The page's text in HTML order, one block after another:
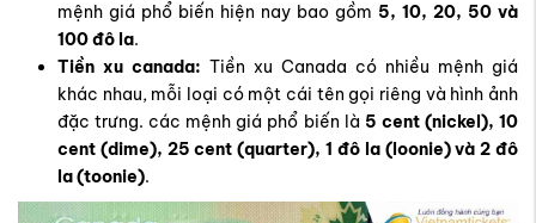
mệnh giá phổ biến hiện nay bao gồm 5, 10, 20, 50 và
100 đô la.
Tiền xu canada: Tiền xu Canada có nhiều mệnh giá
khác nhau, mỗi loại có một cái tên gọi riêng và hình ảnh
đặc trưng. các mệnh giá phổ biến là 5 cent (nickel), 10
cent (dime), 25 cent (quarter), 1 đô la (loonie) và 2 đô
la (toonie).